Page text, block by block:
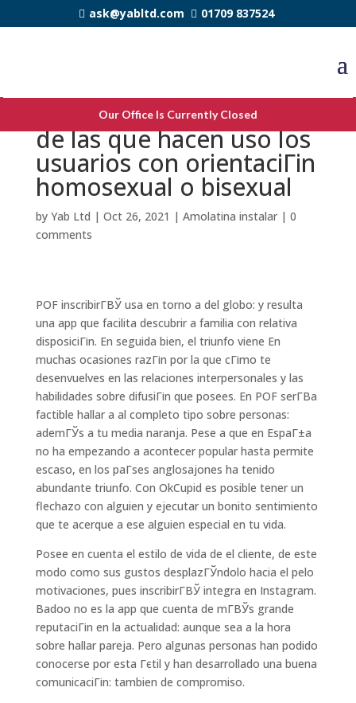
ask@yabltd.com 01709 837524
Our Office Is Currently Closed
Grindr serГ­В­a el Tinder
de las que hacen uso los
usuarios con orientaciГіn
homosexual o bisexual
by Yab Ltd | Oct 26, 2021 | Amolatina instalar| 0
comments
POF inscribirГ­ВЎ usa en torno a del globo: y resulta
una app que facilita descubrir a familia con relativa
disposiciГіn. En seguida bien, el triunfo viene En
muchas ocasiones razГіn por la que cГіmo te
desenvuelves en las relaciones interpersonales y las
habilidades sobre difusiГіn que posees. En POF serГ­В­a
factible hallar a al completo tipo sobre personas:
ademГЎs a tu media naranja. Pese a que en EspaГ±a
no ha empezando a acontecer popular hasta permite
escaso, en los paГ­ses anglosajones ha tenido
abundante triunfo. Con OkCupid es posible tener un
flechazo con alguien y ejecutar un bonito sentimiento
que te acerque a ese alguien especial en tu vida.
Posee en cuenta el estilo de vida de el cliente, de este
modo como sus gustos desplazГЎndolo hacia el pelo
motivaciones, pues inscribirГ­ВЎ integra en Instagram.
Badoo no es la app que cuenta de mГ­ВЎs grande
reputaciГіn en la actualidad: aunque sea a la hora
sobre hallar pareja. Pero algunas personas han podido
conocerse por esta Гєtil y han desarrollado una buena
comunicaciГіn: tambien de compromiso.